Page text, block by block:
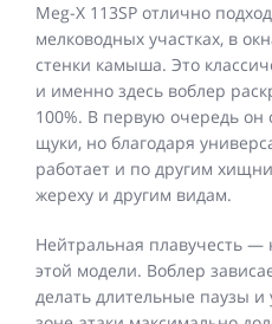
Meg-X 113SP отлично
мелководных участках, в
стенки камыша. Это
и именно здесь воблер
100%. В первую очередь
щуки, но благодаря
работает и по другим
жереху и другим видам.
Нейтральная плавучесть
этой модели. Воблер
делать длительные паузы